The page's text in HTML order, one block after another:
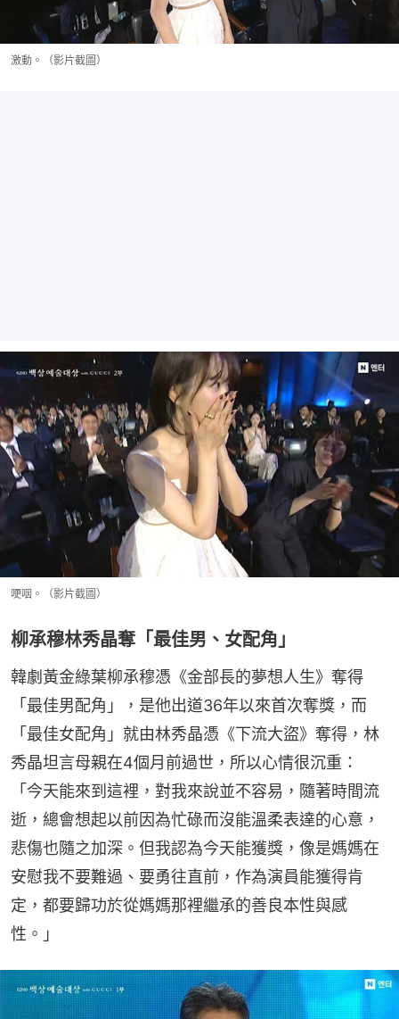
激動。（影片截圖）
哽咽。（影片截圖）
柳承穆林秀晶奪「最佳男、女配角」
韓劇黃金綠葉柳承穆憑《金部長的夢想人生》奪得
「最佳男配角」，是他出道36年以來首次奪獎，而
「最佳女配角」就由林秀晶憑《下流大盜》奪得，林
秀晶坦言母親在4個月前過世，所以心情很沉重：
「今天能來到這裡，對我來說並不容易，隨著時間流
逝，總會想起以前因為忙碌而沒能溫柔表達的心意，
悲傷也隨之加深。但我認為今天能獲獎，像是媽媽在
安慰我不要難過、要勇往直前，作為演員能獲得肯
定，都要歸功於從媽媽那裡繼承的善良本性與感
性。」